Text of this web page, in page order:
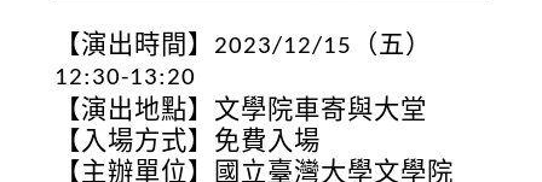
【演出時間】 2023/12/15 （五）
12:30-13:20
【演出地點】文學院車寄與大堂
【入場方式】免費入場
【主辦單位】國立臺灣大學文學院